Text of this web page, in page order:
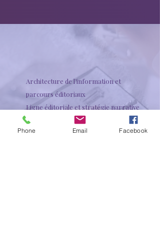
Architecture de l’information et
parcours éditoriaux
Ligne éditoriale et stratégie narrative
Stratégie de contenus et écosystèmes
éditoriaux
Phone Email Facebook